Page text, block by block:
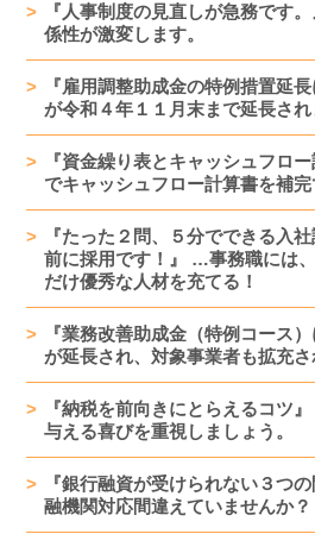
『人事制度の見直しが急務です
係性が激変します。
『雇用調整助成金の特例措置延
が令和４年１１月末まで延長され
『資金繰り表とキャッシュフロ
でキャッシュフロー計算書を補完
『たった２問、５分でできる
前に採用です！』 …事務職には
だけ優秀な人材を充てる！
『業務改善助成金（特例コース
が延長され、対象事業者も拡充さ
『納税を前向きにとらえるコツ
与える喜びを重視しましょう。
『銀行融資が受けられない３つ
融機関対応間違えていませんか？